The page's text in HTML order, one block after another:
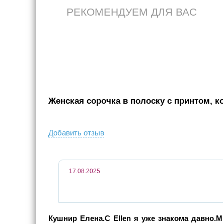
РЕКОМЕНДУЕМ ДЛЯ ВАС
Женская сорочка в полоску с принтом,
Добавить отзыв
17.08.2025
Кушнир Елена.С Ellen я уже знакома